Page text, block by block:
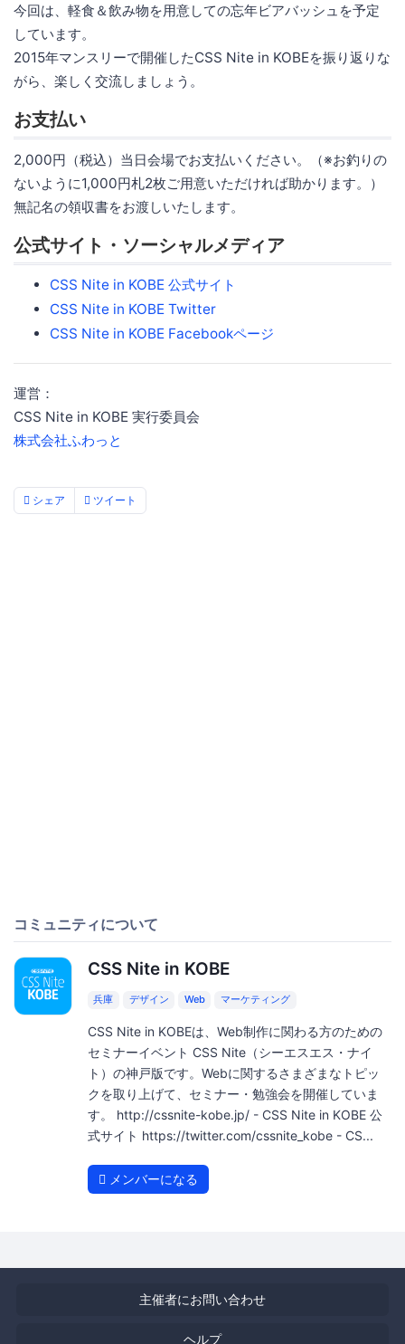
今回は、軽食＆飲み物を用意しての忘年ビアバッシュを予定
しています。
2015年マンスリーで開催したCSS Nite in KOBEを振り返りな
がら、楽しく交流しましょう。
お支払い
2,000円（税込）当日会場でお支払いください。（※お釣りの
ないように1,000円札2枚ご用意いただければ助かります。）
無記名の領収書をお渡しいたします。
公式サイト・ソーシャルメディア
CSS Nite in KOBE 公式サイト
CSS Nite in KOBE Twitter
CSS Nite in KOBE Facebookページ
運営：
CSS Nite in KOBE 実行委員会
株式会社ふわっと
シェア ツイート
コミュニティについて
CSS Nite in KOBE
兵庫 デザイン Web マーケティング
CSS Nite in KOBEは、Web制作に関わる方のための
セミナーイベント CSS Nite（シーエスエス・ナイ
ト）の神戸版です。Webに関するさまざまなトピッ
クを取り上げて、セミナー・勉強会を開催していま
す。 http://cssnite-kobe.jp/ - CSS Nite in KOBE 公
式サイト https://twitter.com/cssnite_kobe - CS...
メンバーになる
主催者にお問い合わせ
ヘルプ